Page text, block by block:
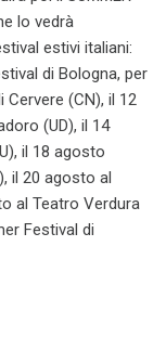
lo vedrà
estivi italiani:
di Bologna, per
Cervere (CN), il 12
(UD), il 14
il 18 agosto
il 20 agosto al
al Teatro Verdura
Festival di